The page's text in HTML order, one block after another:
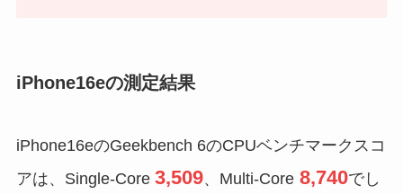
iPhone16eの測定結果
iPhone16eのGeekbench 6のCPUベンチマークスコ
アは、Single-Core 3,509、Multi-Core 8,740でし